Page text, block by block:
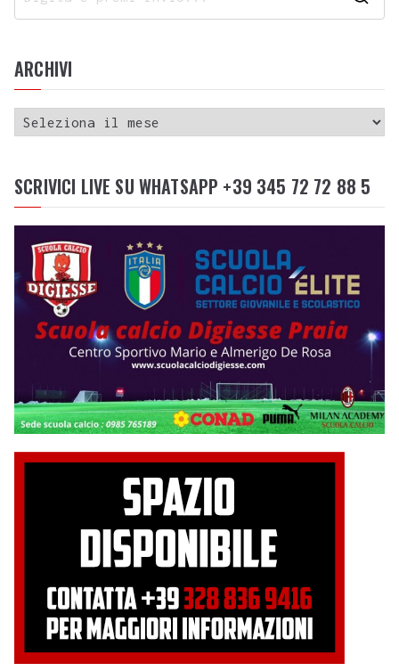
ARCHIVI
SCRIVICI LIVE SU WHATSAPP +39 345 72 72 88 5